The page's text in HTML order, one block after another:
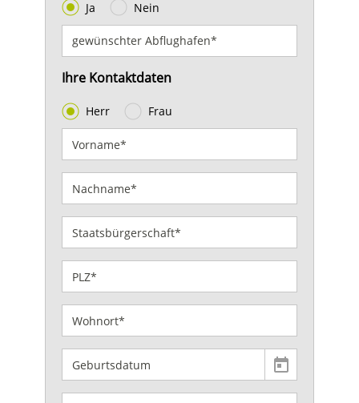
Ja Nein
Ihre Kontaktdaten
Herr Frau